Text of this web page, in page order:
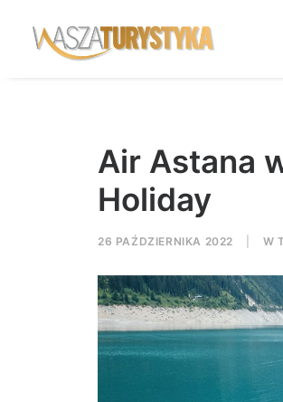
Air Astana
Holiday
26 PAŹDZIERNIKA 2022 W